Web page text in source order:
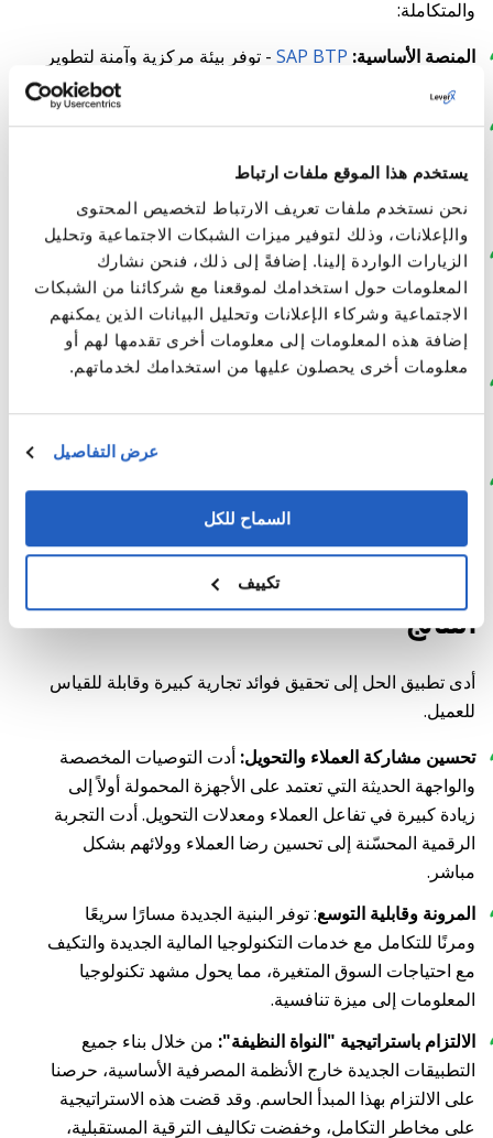
يستخدم هذا الموقع ملفات ارتباط
نحن نستخدم ملفات تعريف الارتباط لتخصيص المحتوى
والإعلانات، وذلك لتوفير ميزات الشبكات الاجتماعية وتحليل
الزيارات الواردة إلينا. إضافةً إلى ذلك، فنحن نشارك
المعلومات حول استخدامك لموقعنا مع شركائنا من الشبكات
الاجتماعية وشركاء الإعلانات وتحليل البيانات الذين يمكنهم
إضافة هذه المعلومات إلى معلومات أخرى تقدمها لهم أو
معلومات أخرى يحصلون عليها من استخدامك لخدماتهم.
عرض التفاصيل
السماح للكل
تكييف
والمتكاملة:
المنصة الأساسية: SAP BTP - توفر بيئة مركزية وآمنة لتطوير
التطبيقات وتشغيلها.
تطوير التطبيقات:SAP Build Appsللتطوير منخفض الكود و
للواجهات المخصصة المعقدة.
التكامل:
SAP Integration Suite
- تضمن إدارة واجهات
برمجة التطبيقات والموصلات المفتوحة لتبادل البيانات
بسلاسة مع المزودين ذوي الصلة بشكل مستقل عن الواجهات
المقدمة.
قاعدة البيانات:
SAP HANA Cloud- تُستخدم لمعالجة
البيانات عالية الأداء وفي الوقت الفعلي وتخزين البيانات
Foundation - يوفر تضمين وظائف الذكاء الاصطناعي لإنشاء
توصيات مخصصة.
النتائج
أدى تطبيق الحل إلى تحقيق فوائد تجارية كبيرة وقابلة للقياس
للعميل.
تحسين مشاركة العملاء والتحويل: أدت التوصيات المخصصة
والواجهة الحديثة التي تعتمد على الأجهزة المحمولة أولاً إلى
زيادة كبيرة في تفاعل العملاء ومعدلات التحويل. أدت التجربة
الرقمية المحسّنة إلى تحسين رضا العملاء وولائهم بشكل
مباشر.
المرونة وقابلية التوسع: توفر البنية الجديدة مسارًا سريعًا
ومرنًا للتكامل مع خدمات التكنولوجيا المالية الجديدة والتكيف
مع احتياجات السوق المتغيرة، مما يحول مشهد تكنولوجيا
المعلومات إلى ميزة تنافسية.
الالتزام باستراتيجية "النواة النظيفة": من خلال بناء جميع
التطبيقات الجديدة خارج الأنظمة المصرفية الأساسية، حرصنا
على الالتزام بهذا المبدأ الحاسم. وقد قضت هذه الاستراتيجية
على مخاطر التكامل، وخفضت تكاليف الترقية المستقبلية،